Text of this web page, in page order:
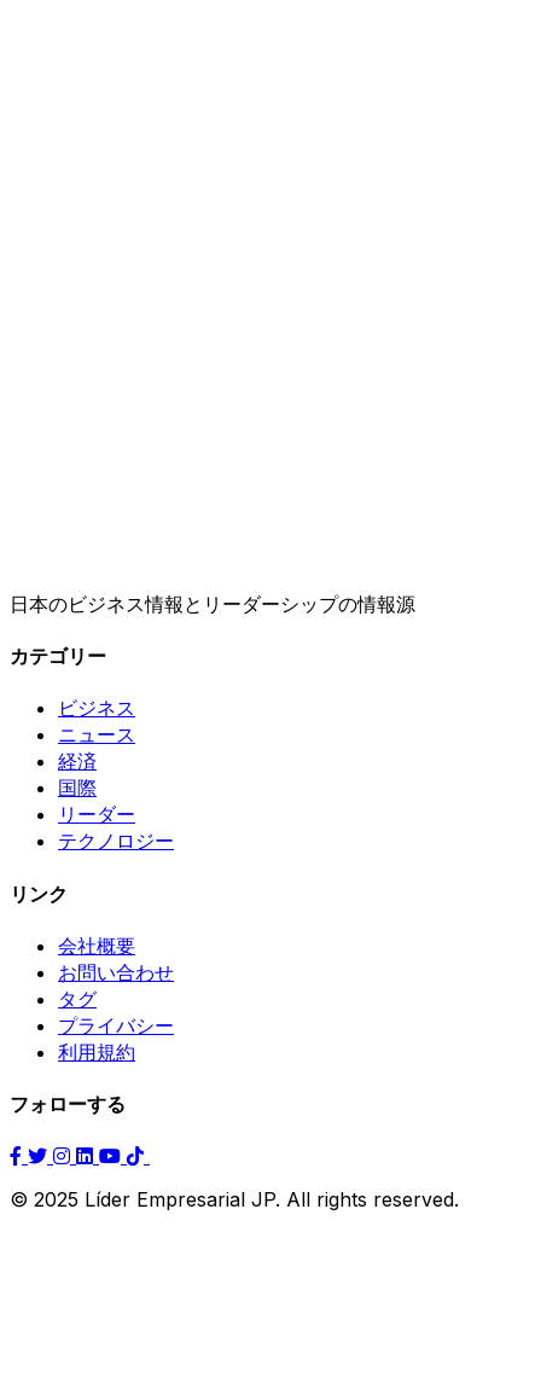
日本のビジネス情報とリーダーシップの情報源
カテゴリー
ビジネス
ニュース
経済
国際
リーダー
テクノロジー
リンク
会社概要
お問い合わせ
タグ
プライバシー
利用規約
フォローする
© 2025 Líder Empresarial JP. All rights reserved.